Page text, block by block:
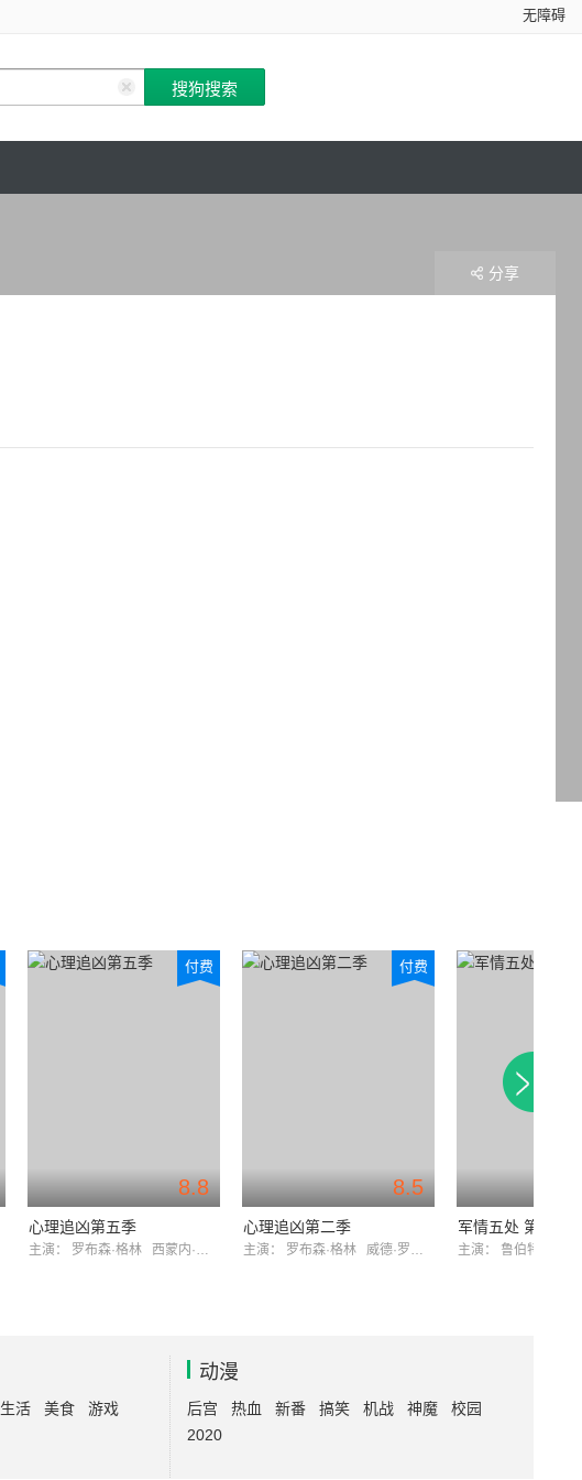
无障碍
分享
8.8
付费
心理追凶第五季
主演： 罗布森·格林 西蒙内·拉赫比比
8.5
付费
心理追凶第二季
主演： 罗布森·格林 威德·罗宾逊
军情五处 第六季
主演： 鲁伯特·彭利
生活 美食
游戏
动漫
后宫 热血 新番 搞笑 机战 神魔
校园
2020